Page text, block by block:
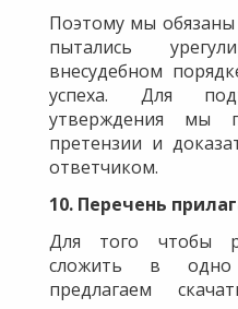
Поэтому мы обязаны
пытались
внесудебном
успеха. Для
утверждения мы
претензии и
ответчиком.
10. Перечень
Для того чтобы
сложить в одно
предлагаем